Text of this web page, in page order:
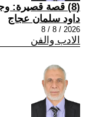
(8) قصة قصيرة: وجهٌ في العتمة
داود سلمان عجاج
2026 / 8 / 8
الادب والفن